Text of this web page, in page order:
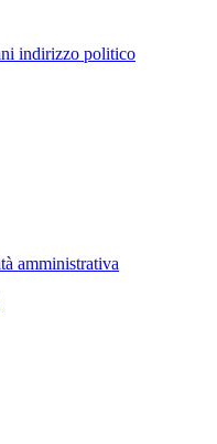
indirizzo politico
amministrativa